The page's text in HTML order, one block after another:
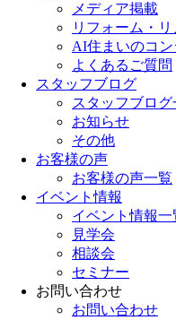
メディア掲載
リフォーム・
AI住まいのコン
よくあるご質問
スタッフブログ
スタッフブログ
お知らせ
その他
お客様の声
お客様の声一覧
イベント情報
イベント情報一
見学会
相談会
セミナー
お問い合わせ
お問い合わせ